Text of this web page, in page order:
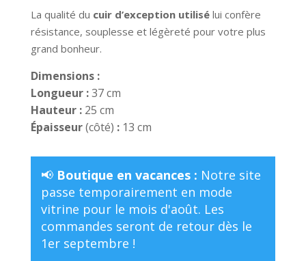
La qualité du cuir d’exception utilisélui confère
résistance, souplesse et légèreté pour votre plus
grand bonheur.
Dimensions :
Longueur :37 cm
Hauteur :25 cm
Épaisseur(côté) :13 cm
📢 Boutique en vacances : Notre site
passe temporairement en mode
vitrine pour le mois d'août. Les
commandes seront de retour dès le
1er septembre !